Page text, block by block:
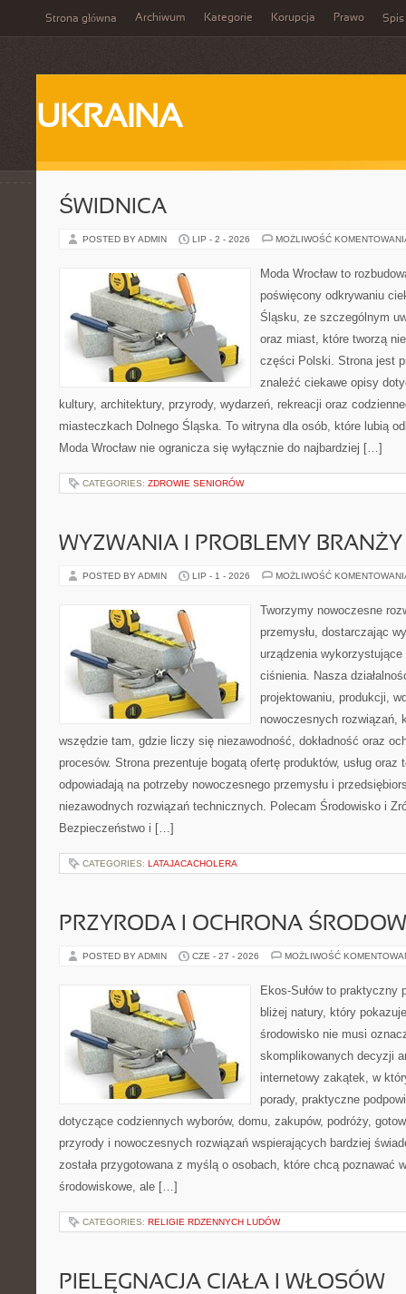
Strona główna Archiwum Kategorie Korupcja Prawo Spis
UKRAINA
ŚWIDNICA
POSTED BY ADMIN LIP - 2 - 2026 MOŻLIWOŚĆ
Moda Wrocław to
poświęcony odkrywaniu
Śląsku, ze szczególnym
oraz miast, które tworzą
części Polski. Strona jest
znaleźć ciekawe opisy
kultury, architektury, przyrody, wydarzeń, rekreacji oraz
miasteczkach Dolnego Śląska. To witryna dla osób, które lubią
Moda Wrocław nie ogranicza się wyłącznie do najbardziej […]
CATEGORIES: ZDROWIE SENIORÓW
WYZWANIA I PROBLEMY BRANŻY
POSTED BY ADMIN LIP - 1 - 2026 MOŻLIWOŚĆ
Tworzymy nowoczesne
przemysłu, dostarczając
urządzenia
ciśnienia. Nasza
projektowaniu, produkcji,
nowoczesnych rozwiązań,
wszędzie tam, gdzie liczy się niezawodność, dokładność oraz
procesów. Strona prezentuje bogatą ofertę produktów, usług oraz
odpowiadają na potrzeby nowoczesnego przemysłu i
niezawodnych rozwiązań technicznych. Polecam Środowisko i
Bezpieczeństwo i […]
CATEGORIES: LATAJACACHOLERA
PRZYRODA I OCHRONA
POSTED BY ADMIN CZE - 27 - 2026 MOŻLIWOŚĆ
Ekos-Sułów to praktyczny
bliżej natury, który
środowisko nie musi
skomplikowanych decyzji
internetowy zakątek, w
porady, praktyczne
dotyczące codziennych wyborów, domu, zakupów, podróży,
przyrody i nowoczesnych rozwiązań wspierających bardziej
została przygotowana z myślą o osobach, które chcą poznawać
środowiskowe, ale […]
CATEGORIES: RELIGIE RDZENNYCH LUDÓW
PIELĘGNACJA CIAŁA I WŁOSÓW